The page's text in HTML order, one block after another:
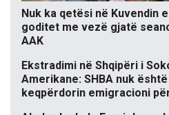
Nuk ka qetësi në Kuvendin
goditet me vezë gjatë
AAK
Ekstradimi në Shqipëri i
Amerikane: SHBA nuk
keqpërdorin emigracioni